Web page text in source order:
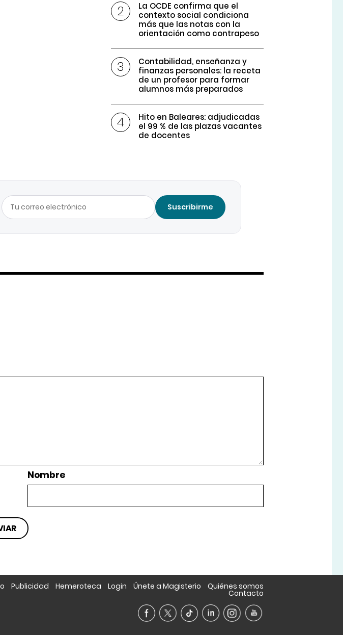
La OCDE confirma que el
contexto social condiciona
más que las notas con la
orientación como contrapeso
Contabilidad, enseñanza y
finanzas personales: la receta
de un profesor para formar
alumnos más preparados
Hito en Baleares: adjudicadas
el 99 % de las plazas vacantes
de docentes
Suscribirme
Nombre
Publicidad Hemeroteca Login Únete a Magisterio Quiénes somos
Contacto